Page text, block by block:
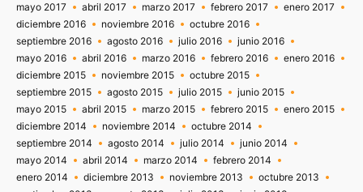
mayo 2017
abril 2017 marzo 2017 febrero 2017
enero 2017
diciembre 2016
noviembre 2016
octubre 2016
septiembre 2016
agosto 2016 julio 2016
junio 2016
mayo 2016
abril 2016 marzo 2016 febrero 2016
enero 2016
diciembre 2015
noviembre 2015
octubre 2015
septiembre 2015
agosto 2015 julio 2015
junio 2015
mayo 2015
abril 2015 marzo 2015 febrero 2015
enero 2015
diciembre 2014
noviembre 2014
octubre 2014
septiembre 2014
agosto 2014 julio 2014
junio 2014
mayo 2014
abril 2014 marzo 2014
febrero 2014
enero 2014
diciembre 2013 noviembre 2013
octubre 2013